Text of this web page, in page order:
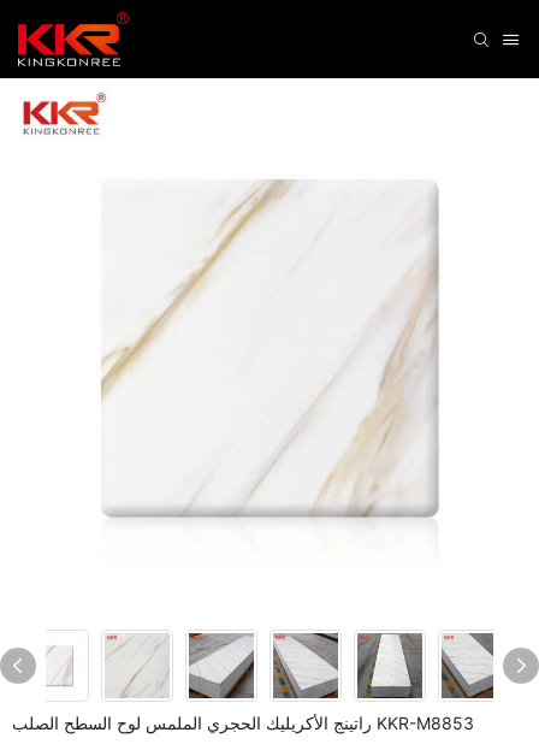
راتينج الأكريليك الحجري الملمس لوح السطح الصلب KKR-M8853